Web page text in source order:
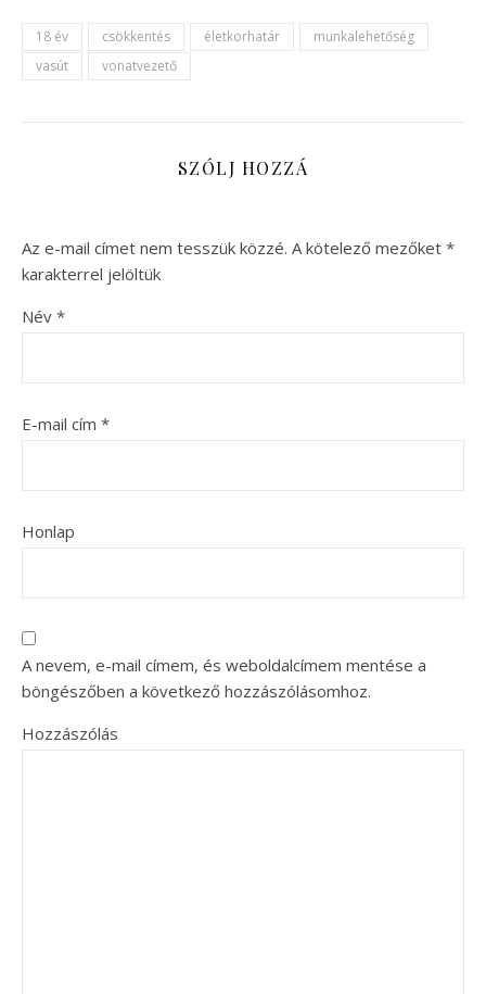
18 év csökkentés életkorhatár
munkalehetőség
vasút
vonatvezető
SZÓLJ HOZZÁ
Az e-mail címet nem tesszük közzé. A kötelező mezőket *
karakterrel jelöltük
Név *
E-mail cím *
Honlap
A nevem, e-mail címem, és weboldalcímem mentése a
böngészőben a következő hozzászólásomhoz.
Hozzászólás